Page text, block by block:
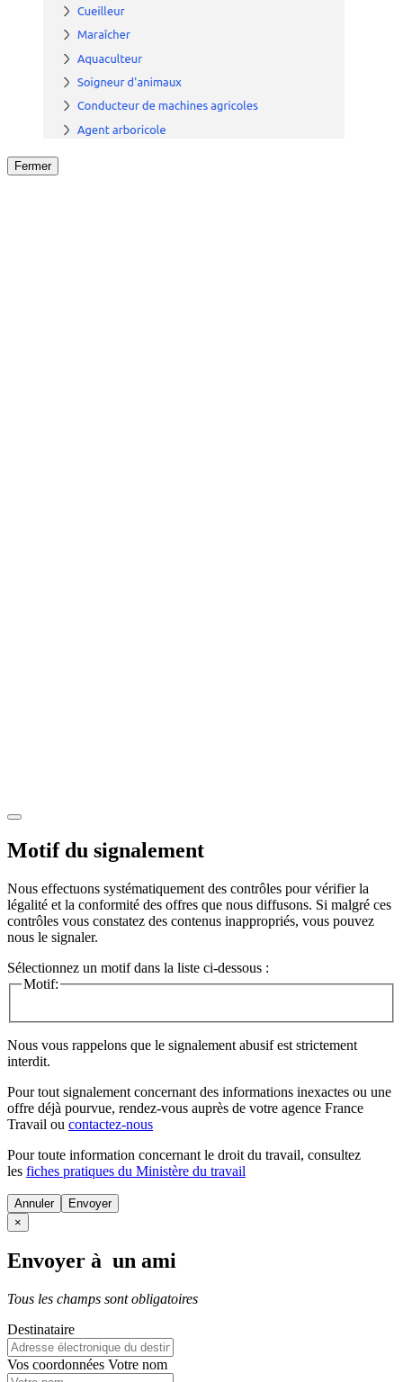
Fermer
Motif du signalement
Nous effectuons systématiquement des contrôles pour vérifier la
légalité et la conformité des offres que nous diffusons. Si malgré ces
contrôles vous constatez des contenus inappropriés, vous pouvez
nous le signaler.
Sélectionnez un motif dans la liste ci-dessous :
Motif:
Nous vous rappelons que le signalement abusif est strictement
interdit.
Pour tout signalement concernant des informations inexactes ou une
offre déjà pourvue, rendez-vous auprès de votre agence France
Travail ou contactez-nous
Pour toute information concernant le droit du travail, consultez
les fiches pratiques du Ministère du travail
Annuler
×
Envoyer à un ami
Tous les champs sont obligatoires
Destinataire
Vos coordonnées Votre nom